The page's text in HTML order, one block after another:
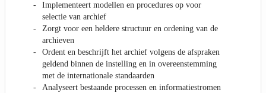
Implementeert modellen en procedures op voor
selectie van archief
Zorgt voor een heldere structuur en ordening van de
archieven
Ordent en beschrijft het archief volgens de afspraken
geldend binnen de instelling en in overeenstemming
met de internationale standaarden
Analyseert bestaande processen en informatiestromen